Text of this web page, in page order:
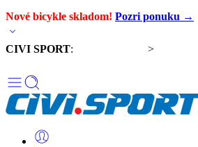
Nové bicykle skladom! Pozri ponuku →
CIVI SPORT: >